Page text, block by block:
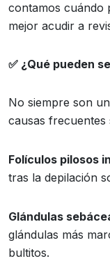
contamos cuándo
mejor acudir a
✅ ¿Qué pueden
No siempre son
causas frecuentes
Folículos pilosos
tras la depilación
Glándulas
glándulas más
bultitos.